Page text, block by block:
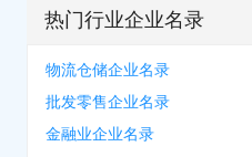
热门行业企业名录
物流仓储企业名录
批发零售企业名录
金融业企业名录